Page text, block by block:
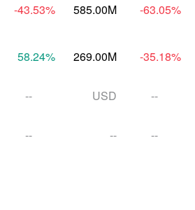
-43.53% 585.00M -63.05%
58.24% 269.00M -35.18%
-- USD --
-- -- --